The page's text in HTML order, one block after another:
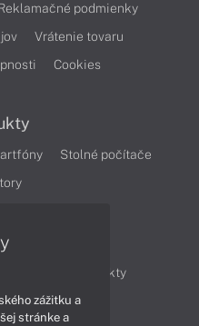
podmienky
Vrátenie tovaru
Cookies
Stolné počítače
Produkty
Videá
zážitku a
stránke a